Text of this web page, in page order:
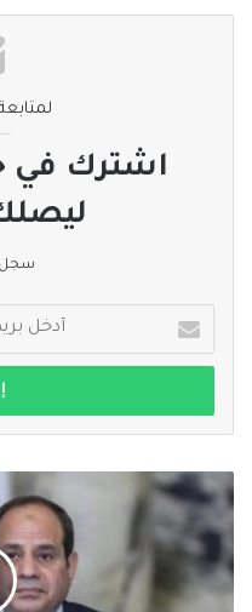
اشترك في
سجل
بريدك
الإلكتروني
:
#السيسي
يتلقى
اتصال